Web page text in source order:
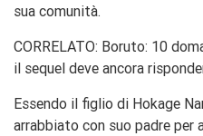
sua comunità.
CORRELATO: Boruto: 10
il sequel deve ancora
Essendo il figlio di Hokage
arrabbiato con suo padre per